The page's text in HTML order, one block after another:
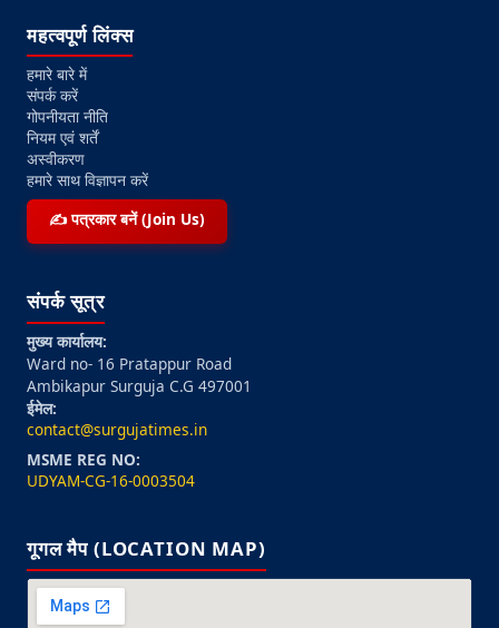
महत्वपूर्ण लिंक्स
हमारे बारे में
संपर्क करें
गोपनीयता नीति
नियम एवं शर्तें
अस्वीकरण
हमारे साथ विज्ञापन करें
✍️ पत्रकार बनें (Join Us)
संपर्क सूत्र
मुख्य कार्यालय:
Ward no- 16 Pratappur Road
Ambikapur Surguja C.G 497001
ईमेल:
contact@surgujatimes.in
MSME REG NO:
UDYAM-CG-16-0003504
गूगल मैप (LOCATION MAP)